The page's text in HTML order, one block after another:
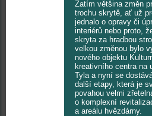
Zatím většina změn
trochu skrytě, ať už
jednalo o opravy či
interiérů nebo proto,
skryta za hradbou
velkou změnou bylo
nového objektu
kreativního centra na
Tyla a nyní se
další etapy, která je
povahou velmi
o komplexní
a areálu hvězdárny.